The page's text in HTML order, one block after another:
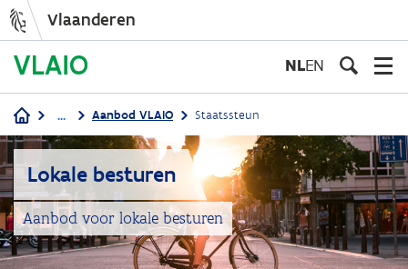
gaan
Vlaanderen
NLEN
Kruimelpad
... Aanbod VLAIO Staatssteun
Lokale besturen
Aanbod voor lokale besturen